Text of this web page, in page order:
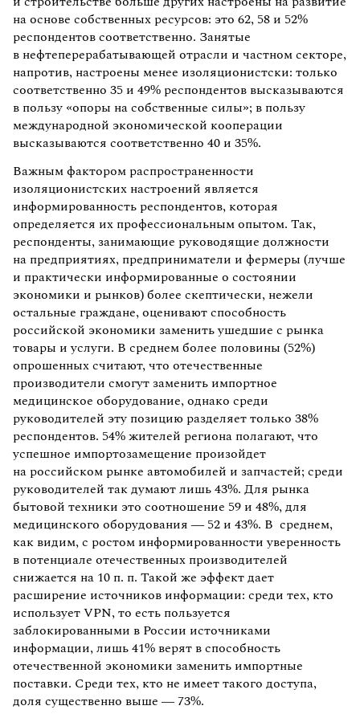
на основе собственных ресурсов: это 62, 58 и 52%
респондентов соответственно. Занятые
в нефтеперерабатывающей отрасли и частном секторе,
напротив, настроены менее изоляционистски: только
соответственно 35 и 49% респондентов высказываются
в пользу «опоры на собственные силы»; в пользу
международной экономической кооперации
высказываются соответственно 40 и 35%.
Важным фактором распространенности
изоляционистских настроений является
информированность респондентов, которая
определяется их профессиональным опытом. Так,
респонденты, занимающие руководящие должности
на предприятиях, предприниматели и фермеры (лучше
и практически информированные о состоянии
экономики и рынков) более скептически, нежели
остальные граждане, оценивают способность
российской экономики заменить ушедшие с рынка
товары и услуги. В среднем более половины (52%)
опрошенных считают, что отечественные
производители смогут заменить импортное
медицинское оборудование, однако среди
руководителей эту позицию разделяет только 38%
респондентов. 54% жителей региона полагают, что
успешное импортозамещение произойдет
на российском рынке автомобилей и запчастей; среди
руководителей так думают лишь 43%. Для рынка
бытовой техники это соотношение 59 и 48%, для
медицинского оборудования — 52 и 43%. В среднем,
как видим, с ростом информированности уверенность
в потенциале отечественных производителей
снижается на 10 п. п. Такой же эффект дает
расширение источников информации: среди тех, кто
использует VPN, то есть пользуется
заблокированными в России источниками
информации, лишь 41% верят в способность
отечественной экономики заменить импортные
поставки. Среди тех, кто не имеет такого доступа,
доля существенно выше — 73%.